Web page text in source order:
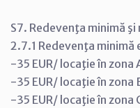
S7. Redevenţa minimă
2.7.1 Redevenţa minimă
-35 EUR/ locaţie în zona
-35 EUR/ locaţie în zona
-35 EUR/ locaţie în zona